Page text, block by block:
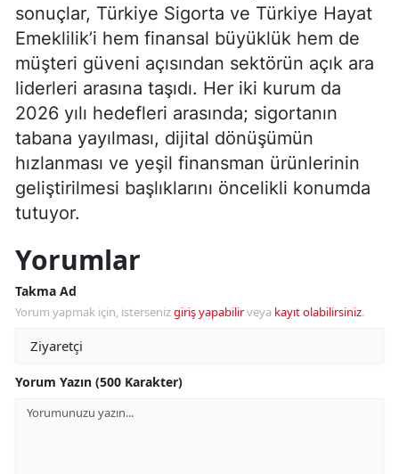
sonuçlar, Türkiye Sigorta ve Türkiye Hayat
Emeklilik’i hem finansal büyüklük hem de
müşteri güveni açısından sektörün açık ara
liderleri arasına taşıdı. Her iki kurum da
2026 yılı hedefleri arasında; sigortanın
tabana yayılması, dijital dönüşümün
hızlanması ve yeşil finansman ürünlerinin
geliştirilmesi başlıklarını öncelikli konumda
tutuyor.
Yorumlar
Takma Ad
Yorum yapmak için, istersenizgiriş yapabilirveya kayıt olabilirsiniz.
Yorum Yazın (500 Karakter)